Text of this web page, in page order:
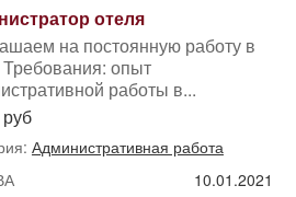
отеля
на постоянную работу в
Требования: опыт
работы в...
Административная работа
10.01.2021